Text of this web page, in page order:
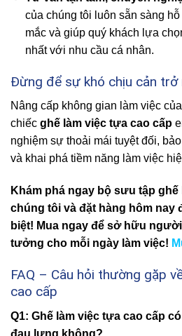
của chúng tôi luôn sẵn sàng
mắc và giúp quý khách lựa
nhất với nhu cầu cá nhân.
Đừng để sự khó chịu cản trở
Nâng cấp không gian làm việc
chiếc ghế làm việc tựa cao cấp
nghiệm sự thoải mái tuyệt đối,
và khai phá tiềm năng làm việc
Khám phá ngay bộ sưu tập
chúng tôi và đặt hàng hôm nay
biệt! Mua ngay để sở hữu
tưởng cho mỗi ngày làm việc!
FAQ – Câu hỏi thường gặp
cao cấp
Q1: Ghế làm việc tựa cao cấp
đau lưng không?